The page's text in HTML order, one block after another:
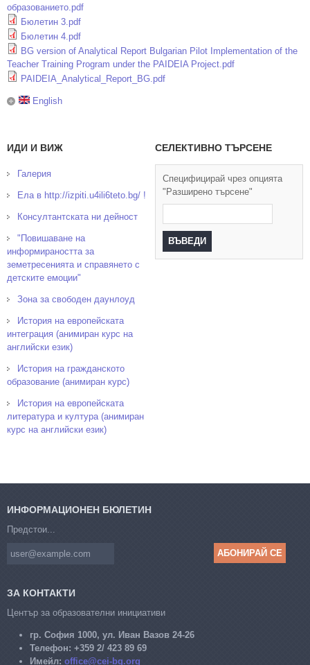
образованието.pdf
Бюлетин 3.pdf
Бюлетин 4.pdf
BG version of Analytical Report Bulgarian Pilot Implementation of the
Teacher Training Program under the PAIDEIA Project.pdf
PAIDEIA_Analytical_Report_BG.pdf
English
ИДИ И ВИЖ
Галерия
Ела в http://izpiti.u4ili6teto.bg/ !
Консултантската ни дейност
"Повишаване на
информираността за
земетресенията и справянето с
детските емоции"
Зона за свободен даунлоуд
История на европейската
интеграция (анимиран курс на
английски език)
История на гражданското
образование (анимиран курс)
История на европейската
литература и култура (анимиран
курс на английски език)
СЕЛЕКТИВНО ТЪРСЕНЕ
Специфицирай чрез опцията
"Разширено търсене"
ИНФОРМАЦИОНЕН БЮЛЕТИН
Предстои...
ЗА КОНТАКТИ
Център за образователни инициативи
гр. София 1000, ул. Иван Вазов 24-26
Телефон: +359 2/ 423 89 69
Имейл: office@cei-bg.org